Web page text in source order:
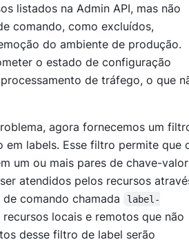
listados na Admin API, mas não
comando, como excluídos,
do ambiente de produção.
o estado de configuração
de tráfego, o que
agora fornecemos um
em labels. Esse filtro permite que
um ou mais pares de chave-valor
atendidos pelos recursos
comando chamada
label-
recursos locais e remotos que não
desse filtro de label serão